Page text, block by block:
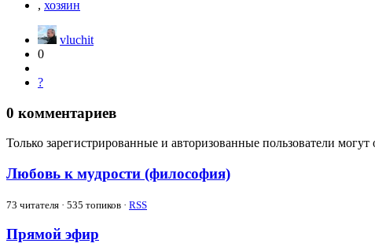
, хозяин
vluchit
0
?
0 комментариев
Только зарегистрированные и авторизованные пользователи могут
Любовь к мудрости (философия)
73 читателя · 535 топиков · RSS
Прямой эфир